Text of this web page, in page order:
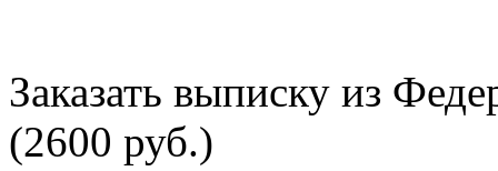
Заказать выписку из
(2600 руб.)